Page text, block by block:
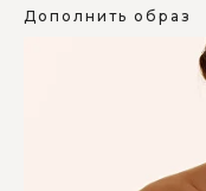
Дополнить образ